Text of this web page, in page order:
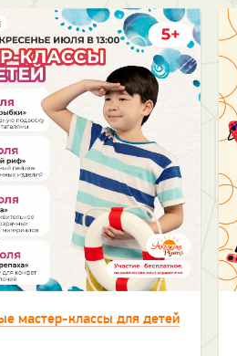
мастер-классы для детей